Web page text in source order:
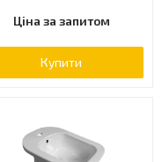
Ціна за запитом
Купити